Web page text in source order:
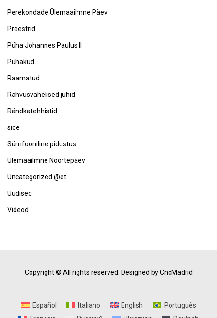
Perekondade Ülemaailmne Päev
Preestrid
Püha Johannes Paulus II
Pühakud
Raamatud.
Rahvusvahelised juhid
Rändkatehhistid
side
Sümfooniline pidustus
Ülemaailmne Noortepäev
Uncategorized @et
Uudised
Videod
Copyright © All rights reserved. Designed by CncMadrid
Español Italiano English
Português